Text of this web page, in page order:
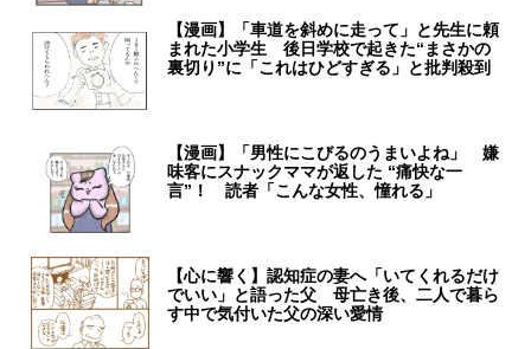
【漫画】「車道を斜めに走って」と先生に頼
まれた小学生 後日学校で起きた“まさかの
裏切り”に「これはひどすぎる」と批判殺到
【漫画】「男性にこびるのうまいよね」 嫌
味客にスナックママが返した “痛快な一
言”！ 読者「こんな女性、憧れる」
【心に響く】認知症の妻へ「いてくれるだけ
でいい」と語った父 母亡き後、二人で暮ら
す中で気付いた父の深い愛情